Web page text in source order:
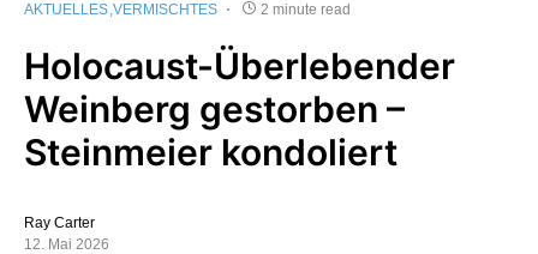
AKTUELLES VERMISCHTES 2 minute read
Holocaust-Überlebender
Weinberg gestorben –
Steinmeier kondoliert
Ray Carter
12. Mai 2026